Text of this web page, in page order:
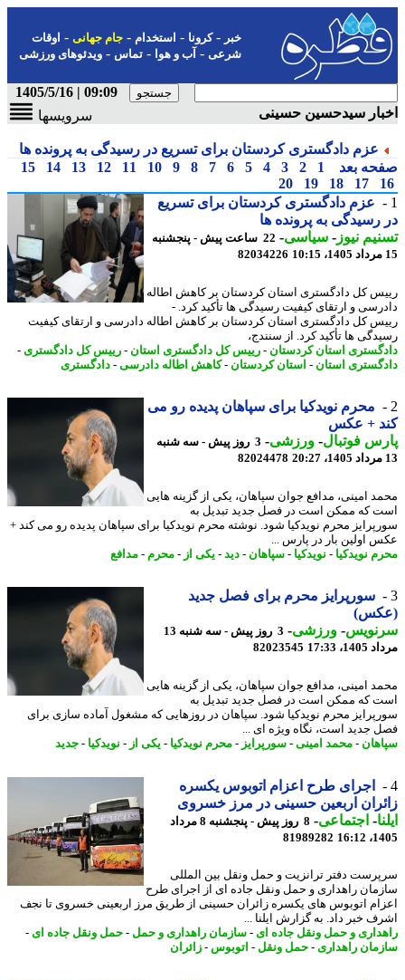
-کرونا-استخدام- جام جهانی-اوقات
شرعی-آب و هوا-تماس-ویدئوهای ورزشی
09:09 | 1405/5/16
سیدحسین حسینی
سرویسها
عزم دادگستری کردستان برای تسریع در رسیدگی به پرونده ها
بعد
1
2
3
4
5
6
7
8
9
10
11
12
13
14
15
17
18
19
20
عزم دادگستری کردستان برای تسریع
رسیدگی به پرونده ها
نیوز-سیاسی-
22 ساعت پیش - پنجشنبه
82034226
کل دادگستری استان کردستان بر کاهش اطاله
و ارتقای کیفیت رسیدگی ها تأکید کرد. -
کل دادگستری استان کردستان بر کاهش اطاله دادرسی و ارتقای کیفیت
ها تأکید کرد. از سنندج،
استان کردستان-رییس کل دادگستری استان-رییس کل دادگستری-
استان-استان کردستان-کاهش اطاله دادرسی -دادگستری
محرم نویدکیا برای سپاهان پدیده رو می
+ عکس
فوتبال-ورزشی-
3 روز پیش - سه شنبه
82024478
امینی، مدافع جوان سپاهان، یکی از گزینه هایی
که ممکن است در فصل جدید تبدیل به
محرم نویدکیا شود. نوشته محرم نویدکیا برای سپاهان پدیده رو می کند +
اولین بار در پارس ...
نویدکیا-نویدکیا-سپاهان-دید -یکی از-محرم-مدافع
سورپرایز محرم برای فصل جدید
-ورزشی-
3 روز پیش - سه شنبه 13
17:33
82023545
امینی، مدافع جوان سپاهان، یکی از گزینه هایی
که ممکن است در فصل جدید تبدیل به
محرم نویدکیا شود. سپاهان در روزهایی که مشغول آماده سازی برای
جدید است، نگاه ویژه ای ...
-محمد امینی-سورپرایز- محرم نویدکیا-یکی از-نویدکیا-جدید
اجرای طرح اعزام اتوبوس یکسره
اربعین حسینی در مرز خسروی
-اجتماعی-
8 روز پیش - پنجشنبه 8 مرداد
81989282
دفتر ترانزیت و حمل ونقل بین المللی
راهداری و حمل ونقل جاده ای از اجرای طرح
اتوبوس های یکسره زائران حسینی از طریق مرز اربعینی خسروی تا نجف
خبر داد. به گزارش ایلنا ...
و حمل ونقل جاده ای- سازمان راهداری و حمل-حمل ونقل جاده ای-
راهداری- حمل ونقل-اتوبوس-زائران